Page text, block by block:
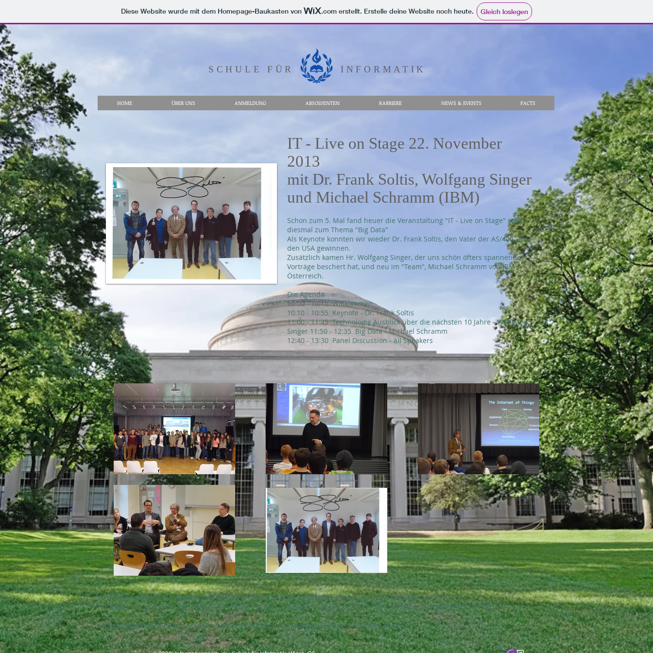
Diese Website wurde mit dem Homepage-Baukasten von .com erstellt. Erstelle deine Website noch heute. Gleich loslegen
SCHULE FÜR INFORMATIK
HOME ÜBER UNS ANMELDUNG ABSOLVENTEN KARRIERE NEWS & EVENTS FACTS
IT - Live on Stage 22. November
2013
mit Dr. Frank Soltis, Wolfgang Singer
und Michael Schramm (IBM)
Schon zum 5. Mal fand heuer die Veranstaltung "IT - Live on Stage" statt -
diesmal zum Thema "Big Data"
Als Keynote konnten wir wieder Dr. Frank Soltis, den Vater der AS/400, aus
den USA gewinnen.
Zusätzlich kamen Hr. Wolfgang Singer, der uns schön öfters spannende
Vorträge beschert hat, und neu im "Team", Michael Schramm von IBM
Österreich.
Die Agenda
10:00 - 10:10 Willkommen
10:10 - 10:55 Keynote - Dr. Frank Soltis
11:00 - 11:45 Technologie Ausblick über die nächsten 10 Jahre - Wolfgang
Singer 11:50 - 12:35 Big Data - Michael Schramm
12:40 - 13:30 Panel Discussion - all Speakers
Herzlichen Dank an Dr. Frank Soltis, Wolfgang Singer und Michael Schramm für die tollen Vorträge;
Hermann Morgenbesser (BG/BRG Klosterneuburg) und Christoph Cuscoleca (Schule für Informatik) für die Veranstaltung.
Und ebenfalls Dank den Sponsoren: Maxava iFoundation, COMMON Europe, COMMON Austria.